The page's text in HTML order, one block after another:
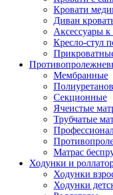
Кровати
Диван
Аксессуары к
Кресло-стул
Мембранные
Секционные
Ячеистые
Трубчатые
Матрас
Ходунки и
Ходунки
Ходунки